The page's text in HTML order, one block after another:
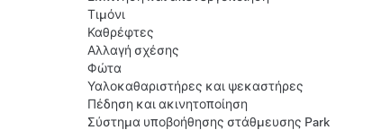
Τιμόνι
Καθρέφτες
Αλλαγή σχέσης
Φώτα
Υαλοκαθαριστήρες και ψεκαστήρες
Πέδηση και ακινητοποίηση
Σύστημα υποβοήθησης στάθμευσης Park